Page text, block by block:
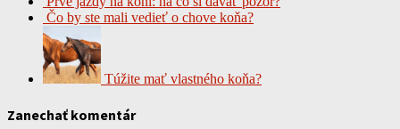
Čo by ste mali vedieť o chove koňa?
Túžite mať vlastného koňa?
Zanechať komentár